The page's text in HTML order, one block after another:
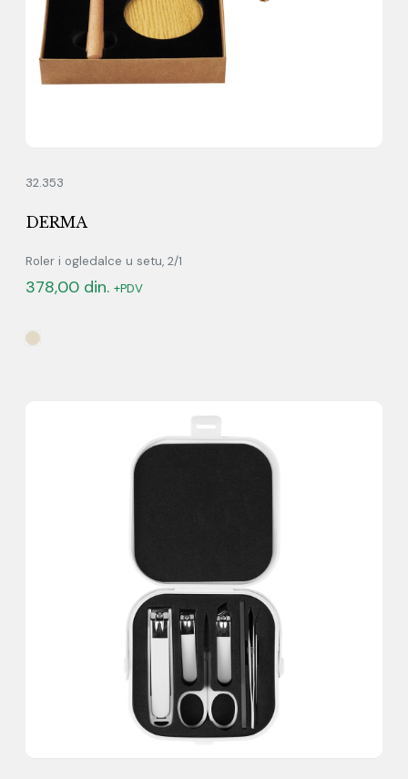
32.353
DERMA
Roler i ogledalce u setu, 2/1
378,00 din. +PDV